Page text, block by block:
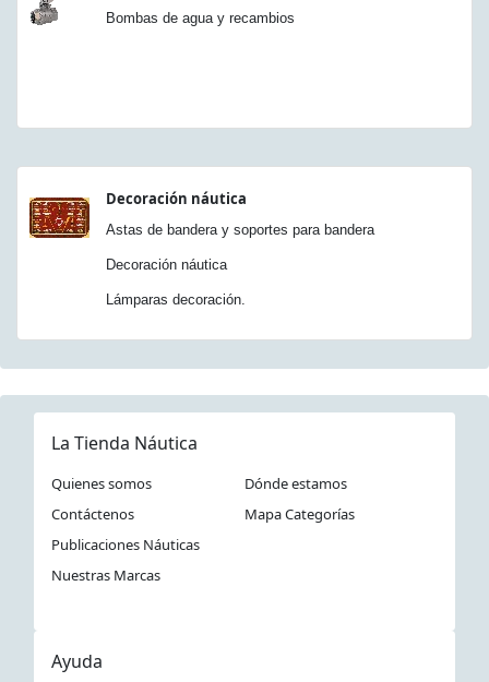
Bombas de agua y recambios
Decoración náutica
Astas de bandera y soportes para bandera
Decoración náutica
Lámparas decoración.
La Tienda Náutica
Quienes somos
Dónde estamos
Contáctenos
Mapa Categorías
Publicaciones Náuticas
Nuestras Marcas
Ayuda